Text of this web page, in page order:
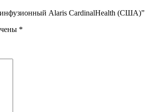
инфузионный Alaris CardinalHealth (США)”
*